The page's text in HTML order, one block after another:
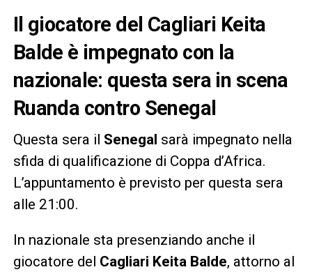
Il giocatore del Cagliari Keita
Balde è impegnato con la
nazionale: questa sera in scena
Ruanda contro Senegal
Questa sera il Senegal sarà impegnato nella
sfida di qualificazione di Coppa d’Africa.
L’appuntamento è previsto per questa sera
alle 21:00.
In nazionale sta presenziando anche il
giocatore del Cagliari Keita Balde, attorno al